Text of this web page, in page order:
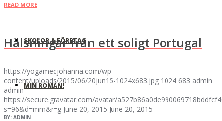
SKOLOR & FÖRETAG
MIN ROMAN!
READ MORE
Hälsningar från ett soligt Portugal
https://yogamedjohanna.com/wp-
content/uploads/2015/06/20jun15-1024x683.jpg 1024 683 admin
admin
https://secure.gravatar.com/avatar/
s=96&d=mm&r=g June 20, 2015 June 20, 2015
BY: ADMIN